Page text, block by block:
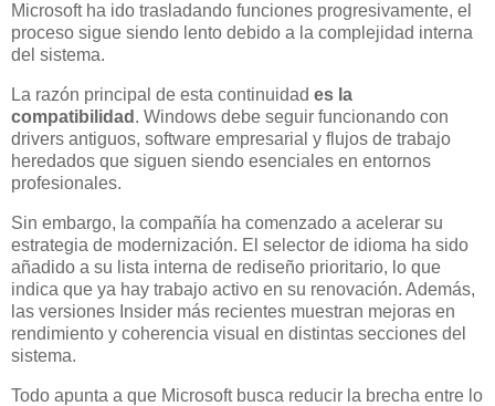
Microsoft ha ido trasladando funciones progresivamente, el
proceso sigue siendo lento debido a la complejidad interna
del sistema.
La razón principal de esta continuidad es la
compatibilidad . Windows debe seguir funcionando con
drivers antiguos, software empresarial y flujos de trabajo
heredados que siguen siendo esenciales en entornos
profesionales.
Sin embargo, la compañía ha comenzado a acelerar su
estrategia de modernización. El selector de idioma ha sido
añadido a su lista interna de rediseño prioritario, lo que
indica que ya hay trabajo activo en su renovación. Además,
las versiones Insider más recientes muestran mejoras en
rendimiento y coherencia visual en distintas secciones del
sistema.
Todo apunta a que Microsoft busca reducir la brecha entre lo